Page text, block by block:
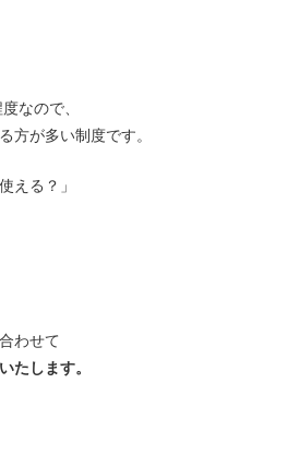
なので、
方が多い制度です。
える？」
わせて
たします。